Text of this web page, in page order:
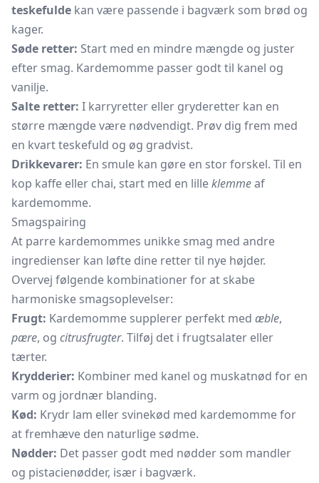
teskefulde kan være passende i bagværk som brød og
kager.
Søde retter: Start med en mindre mængde og juster
efter smag. Kardemomme passer godt til kanel og
vanilje.
Salte retter: I karryretter eller gryderetter kan en
større mængde være nødvendigt. Prøv dig frem med
en kvart teskefuld og øg gradvist.
Drikkevarer: En smule kan gøre en stor forskel. Til en
kop kaffe eller chai, start med en lilleklemmeaf
kardemomme.
Smagspairing
At parre kardemommes unikke smag med andre
ingredienser kan løfte dine retter til nye højder.
Overvej følgende kombinationer for at skabe
harmoniske smagsoplevelser:
Frugt: Kardemomme supplerer perfekt med æble,
pære, og citrusfrugter. Tilføj det i frugtsalater eller
tærter.
Krydderier: Kombiner med kanel og muskatnød for en
varm og jordnær blanding.
Kød: Krydr lam eller svinekød med kardemomme for
at fremhæve den naturlige sødme.
Nødder: Det passer godt med nødder som mandler
og pistacienødder, især i bagværk.